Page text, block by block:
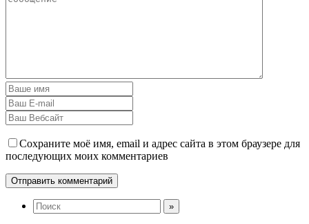
Сохраните моё имя, email и адрес сайта в этом браузере для
последующих моих комментариев